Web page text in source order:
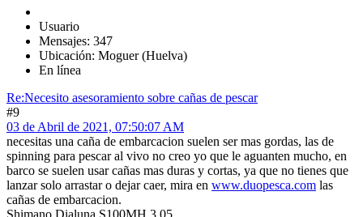
Usuario
Mensajes: 347
Ubicación: Moguer (Huelva)
En línea
Re:Necesito asesoramiento sobre cañas de pescar
#9
03 de Abril de 2021, 07:50:07 AM
necesitas una caña de embarcacion suelen ser mas gordas, las de
spinning para pescar al vivo no creo yo que le aguanten mucho, en
barco se suelen usar cañas mas duras y cortas, ya que no tienes que
lanzar solo arrastar o dejar caer, mira en www.duopesca.com las
cañas de embarcacion.
Shimano Dialuna S100MH 3.05